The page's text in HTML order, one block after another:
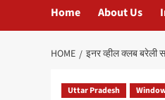
Home About Us
HOME इनर व्हील क्लब बरेली
Uttar Pradesh